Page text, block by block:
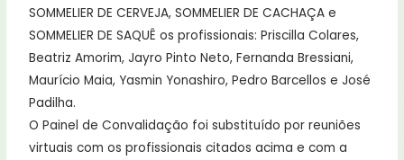
SOMMELIER DE CERVEJA, SOMMELIER DE CACHAÇA e
SOMMELIER DE SAQUÊ os profissionais: Priscilla Colares,
Beatriz Amorim, Jayro Pinto Neto, Fernanda Bressiani,
Maurício Maia, Yasmin Yonashiro, Pedro Barcellos e José
Padilha.
O Painel de Convalidação foi substituído por reuniões
virtuais com os profissionais citados acima e com a